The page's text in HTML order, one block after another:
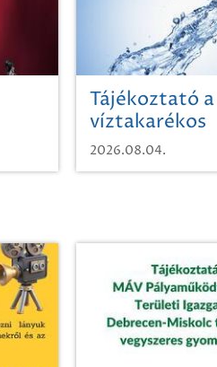
Tájékoztató a
víztakarékos
vízhasználatról
2026.08.04.